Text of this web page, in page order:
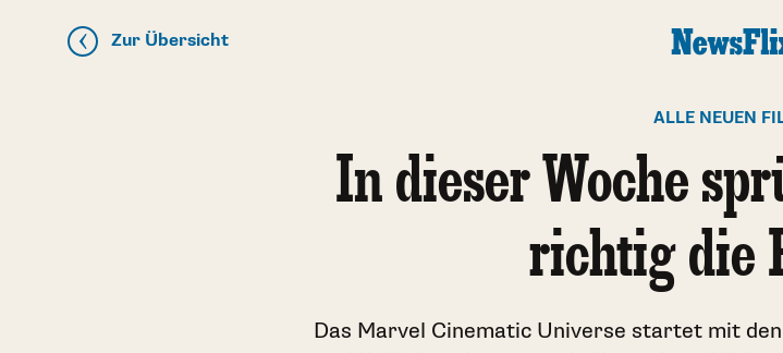
Zur Übersicht
ALLE NEUEN
In dieser Woche
richtig die
Das Marvel Cinematic Universe startet mit